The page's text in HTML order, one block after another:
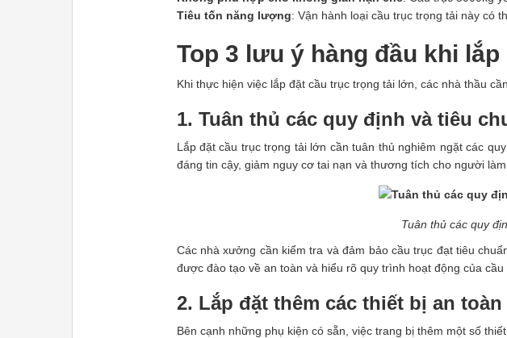
Tiêu tốn năng lượng: Vận hành loại cầu trục trọng tải này có
Top 3 lưu ý hàng đầu khi
Khi thực hiện việc lắp đặt cầu trục trọng tải lớn, các nhà thầu
1. Tuân thủ các quy định và tiêu
Lắp đặt cầu trục trọng tải lớn cần tuân thủ nghiêm ngặt các
đáng tin cậy, giảm nguy cơ tai nạn và thương tích cho người làm
Tuân thủ các quy
Các nhà xưởng cần kiểm tra và đảm bảo cầu trục đạt tiêu
được đào tạo về an toàn và hiểu rõ quy trình hoạt động của cầu
2. Lắp đặt thêm các thiết bị an
Bên cạnh những phụ kiện có sẵn, việc trang bị thêm một số